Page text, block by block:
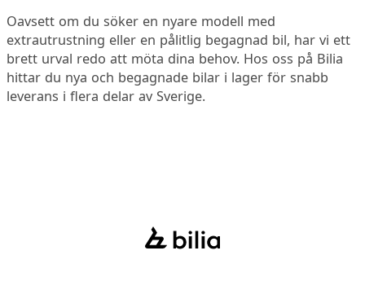
Oavsett om du söker en nyare modell med
extrautrustning eller en pålitlig begagnad bil, har vi ett
brett urval redo att möta dina behov. Hos oss på Bilia
hittar du nya och begagnade bilar i lager för snabb
leverans i flera delar av Sverige.